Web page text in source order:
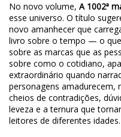
No novo volume, A 1002ª
esse universo. O título
novo amanhecer que
livro sobre o tempo — o
sobre as marcas que as
sobre como o cotidiano,
extraordinário quando
personagens amadurecem,
cheios de contradições,
leveza e a ternura que
leitores de diferentes idades.